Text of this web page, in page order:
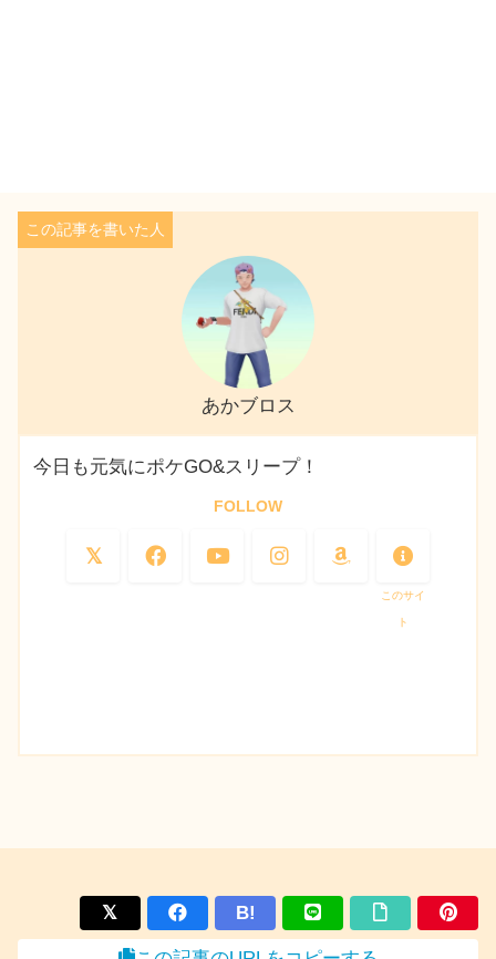
あかブロス
今日も元気にポケGO&スリープ！
FOLLOW
このサイ
ト
B!